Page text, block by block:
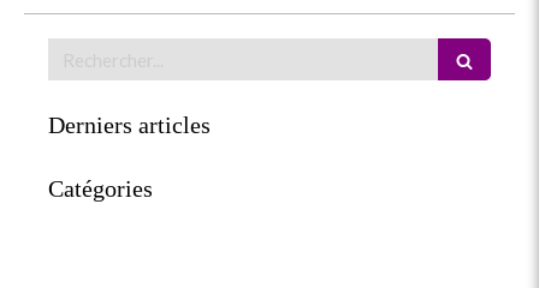
Derniers articles
Catégories